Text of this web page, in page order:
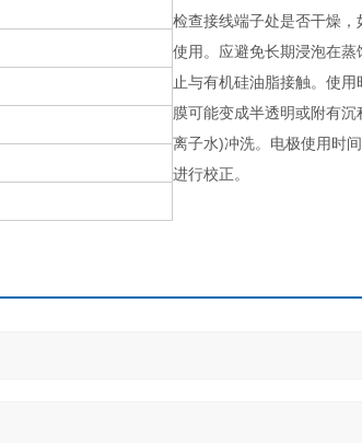
检查接线端子处是否干燥
使用。应避免长期浸泡在
止与有机硅油脂接触。使
膜可能变成半透明或附有
离子水)冲洗。电极使用时
进行校正。